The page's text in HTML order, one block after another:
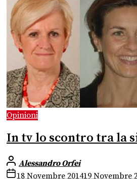
Opinioni
In tv lo scontro tra la
Alessandro Orfei
18 Novembre 201419 Novembre